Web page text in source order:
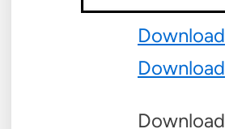
Download
Download
Download